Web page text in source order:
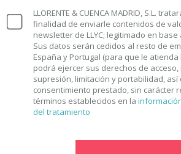
LLORENTE & CUENCA MADRID, S.L.
finalidad de enviarle contenidos de
newsletter de LLYC; legitimado en
Sus datos serán cedidos al resto de
España y Portugal (para que le
podrá ejercer sus derechos de acceso,
supresión, limitación y portabilidad, así
consentimiento prestado, sin carácter
términos establecidos en la
del tratamiento